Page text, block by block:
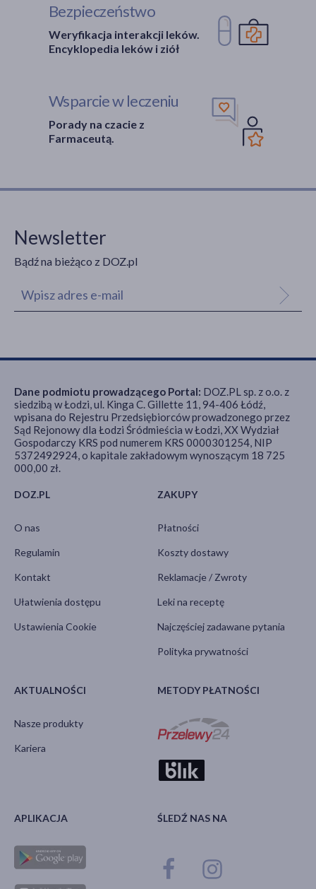
Bezpieczeństwo
Weryfikacja interakcji leków.
Encyklopedia leków i ziół
Wsparcie w leczeniu
Porady na czacie z
Farmaceutą.
Newsletter
Bądź na bieżąco z DOZ.pl
DOZ.PL
O nas
Regulamin
Kontakt
Ułatwienia dostępu
Ustawienia Cookie
ZAKUPY
Płatności
Koszty dostawy
Reklamacje / Zwroty
Leki na receptę
Najczęściej zadawane pytania
Polityka prywatności
AKTUALNOŚCI
Nasze produkty
Kariera
METODY PŁATNOŚCI
APLIKACJA ŚLEDŹ NAS NA
Dane podmiotu prowadzącego Portal: DOZ.PL sp. z o.o. z
siedzibą w Łodzi, ul. Kinga C. Gillette 11, 94-406 Łódź,
wpisana do Rejestru Przedsiębiorców prowadzonego przez
Sąd Rejonowy dla Łodzi Śródmieścia w Łodzi, XX Wydział
Gospodarczy KRS pod numerem KRS 0000301254, NIP
5372492924, o kapitale zakładowym wynoszącym 18 725
000,00 zł.